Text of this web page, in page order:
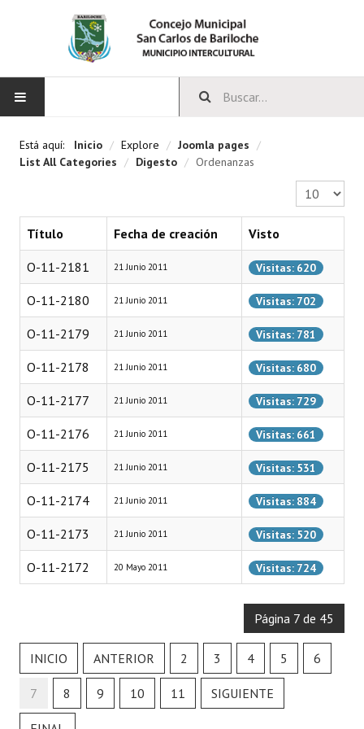
Bloques Políticos
Integrantes del Concejo
Comisiones Permanentes
Comisiones Especiales
Concejales Mandato Cumplido
Programas
LEGISLACIÓN
Constitución Nacional
Constitución Provincial
Carta Orgánica 2007
Reglamento Interno
Digesto
DOCUMENTOS
Informes de Gestión
Está aquí: Inicio / Explore / Joomla pages /
List All Categories / Digesto / Ordenanzas
Cantidad a
Título Fecha de creación Visto
O-11-2181 21 Junio 2011 Visitas: 620
O-11-2180 21 Junio 2011 Visitas: 702
O-11-2179 21 Junio 2011 Visitas: 781
O-11-2178 21 Junio 2011 Visitas: 680
O-11-2177 21 Junio 2011 Visitas: 729
O-11-2176 21 Junio 2011 Visitas: 661
O-11-2175 21 Junio 2011 Visitas: 531
O-11-2174 21 Junio 2011 Visitas: 884
O-11-2173 21 Junio 2011 Visitas: 520
O-11-2172 20 Mayo 2011 Visitas: 724
Página 7 de 45
INICIO ANTERIOR 2 3 4 5 6
7 8 9 10 11 SIGUIENTE